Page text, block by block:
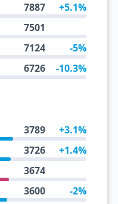
7887 +5.1%
7501
7124 -5%
6726 -10.3%
3789 +3.1%
3726 +1.4%
3674
3600 -2%